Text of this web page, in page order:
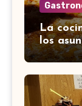
La
los